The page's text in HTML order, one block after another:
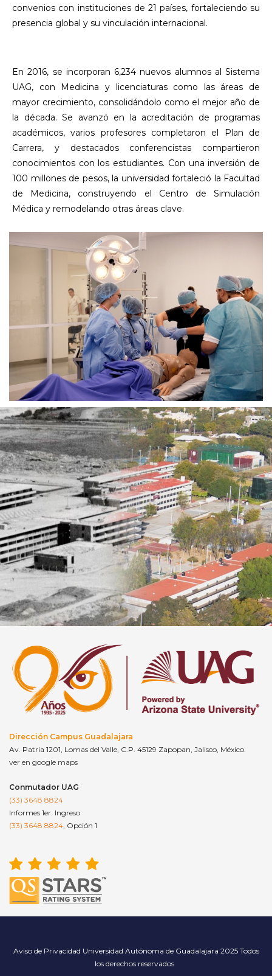
convenios con instituciones de 21 países, fortaleciendo su
presencia global y su vinculación internacional.
En 2016, se incorporan 6,234 nuevos alumnos al Sistema
UAG, con Medicina y licenciaturas como las áreas de
mayor crecimiento, consolidándolo como el mejor año de
la década. Se avanzó en la acreditación de programas
académicos, varios profesores completaron el Plan de
Carrera, y destacados conferencistas compartieron
conocimientos con los estudiantes. Con una inversión de
100 millones de pesos, la universidad fortaleció la Facultad
de Medicina, construyendo el Centro de Simulación
Médica y remodelando otras áreas clave.
Dirección Campus Guadalajara
Av. Patria 1201, Lomas del Valle, C.P. 45129 Zapopan, Jalisco, México.
ver en google maps
Conmutador UAG
(33) 3648 8824
Informes 1er. Ingreso
(33) 3648 8824 , Opción 1
Aviso de Privacidad Universidad Autónoma de Guadalajara 2025 Todos
los derechos reservados